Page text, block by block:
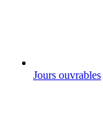
Jours ouvrables